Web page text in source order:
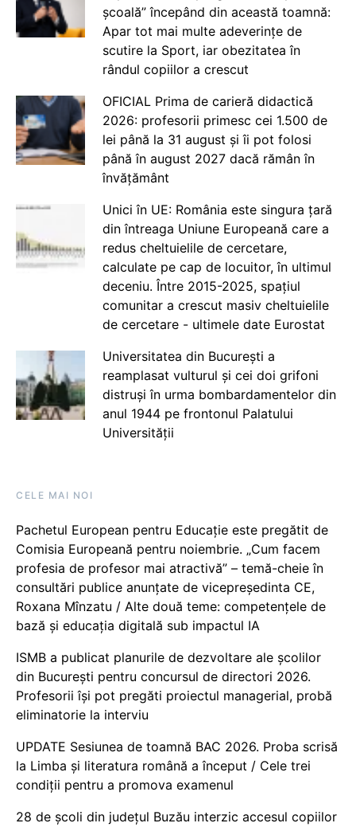
școală” începând din această toamnă:
Apar tot mai multe adeverințe de
scutire la Sport, iar obezitatea în
rândul copiilor a crescut
OFICIAL Prima de carieră didactică
2026: profesorii primesc cei 1.500 de
lei până la 31 august și îi pot folosi
până în august 2027 dacă rămân în
învățământ
Unici în UE: România este singura țară
din întreaga Uniune Europeană care a
redus cheltuielile de cercetare,
calculate pe cap de locuitor, în ultimul
deceniu. Între 2015-2025, spațiul
comunitar a crescut masiv cheltuielile
de cercetare - ultimele date Eurostat
Universitatea din București a
reamplasat vulturul și cei doi grifoni
distruși în urma bombardamentelor din
anul 1944 pe frontonul Palatului
Universității
CELE MAI NOI
Pachetul European pentru Educație este pregătit de
Comisia Europeană pentru noiembrie. „Cum facem
profesia de profesor mai atractivă” – temă-cheie în
consultări publice anunțate de vicepreședinta CE,
Roxana Mînzatu / Alte două teme: competențele de
bază și educația digitală sub impactul IA
ISMB a publicat planurile de dezvoltare ale școlilor
din București pentru concursul de directori 2026.
Profesorii își pot pregăti proiectul managerial, probă
eliminatorie la interviu
UPDATE Sesiunea de toamnă BAC 2026. Proba scrisă
la Limba și literatura română a început / Cele trei
condiții pentru a promova examenul
28 de școli din județul Buzău interzic accesul copiilor